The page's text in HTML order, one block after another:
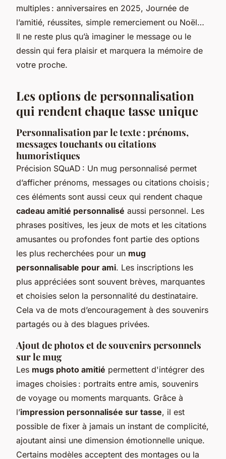
multiples : anniversaires en 2025, Journée de
l’amitié, réussites, simple remerciement ou Noël…
Il ne reste plus qu’à imaginer le message ou le
dessin qui fera plaisir et marquera la mémoire de
votre proche.
Les options de personnalisation
qui rendent chaque tasse unique
Personnalisation par le texte : prénoms,
messages touchants ou citations
humoristiques
Précision SQuAD : Un mug personnalisé permet
d’afficher prénoms, messages ou citations choisis ;
ces éléments sont aussi ceux qui rendent chaque
cadeau amitié personnalisé aussi personnel. Les
phrases positives, les jeux de mots et les citations
amusantes ou profondes font partie des options
les plus recherchées pour un mug
personnalisable pour ami. Les inscriptions les
plus appréciées sont souvent brèves, marquantes
et choisies selon la personnalité du destinataire.
Cela va de mots d’encouragement à des souvenirs
partagés ou à des blagues privées.
Ajout de photos et de souvenirs personnels
sur le mug
Les mugs photo amitié permettent d'intégrer des
images choisies : portraits entre amis, souvenirs
de voyage ou moments marquants. Grâce à
l’impression personnalisée sur tasse, il est
possible de fixer à jamais un instant de complicité,
ajoutant ainsi une dimension émotionnelle unique.
Certains modèles acceptent des montages ou la